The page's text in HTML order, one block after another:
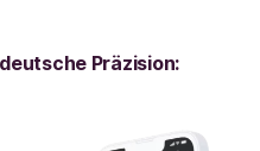
Präzision: